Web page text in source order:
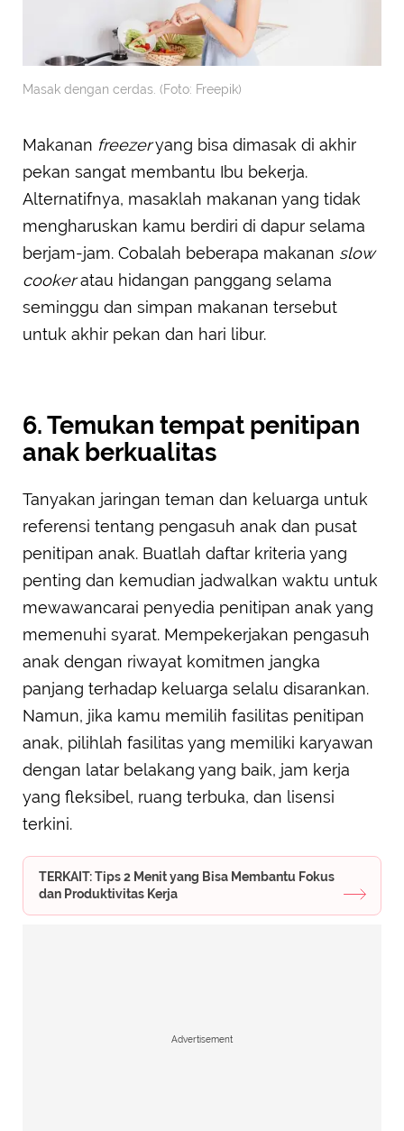
Masak dengan cerdas. (Foto: Freepik)
Makanan freezeryang bisa dimasak di akhir
pekan sangat membantu Ibu bekerja.
Alternatifnya, masaklah makanan yang tidak
mengharuskan kamu berdiri di dapur selama
berjam-jam. Cobalah beberapa makanan slow
cookeratau hidangan panggang selama
seminggu dan simpan makanan tersebut
untuk akhir pekan dan hari libur.
6. Temukan tempat penitipan
anak berkualitas
Tanyakan jaringan teman dan keluarga untuk
referensi tentang pengasuh anak dan pusat
penitipan anak. Buatlah daftar kriteria yang
penting dan kemudian jadwalkan waktu untuk
mewawancarai penyedia penitipan anak yang
memenuhi syarat. Mempekerjakan pengasuh
anak dengan riwayat komitmen jangka
panjang terhadap keluarga selalu disarankan.
Namun, jika kamu memilih fasilitas penitipan
anak, pilihlah fasilitas yang memiliki karyawan
dengan latar belakang yang baik, jam kerja
yang fleksibel, ruang terbuka, dan lisensi
terkini.
TERKAIT: Tips 2 Menit yang Bisa Membantu Fokus
dan Produktivitas Kerja
Advertisement